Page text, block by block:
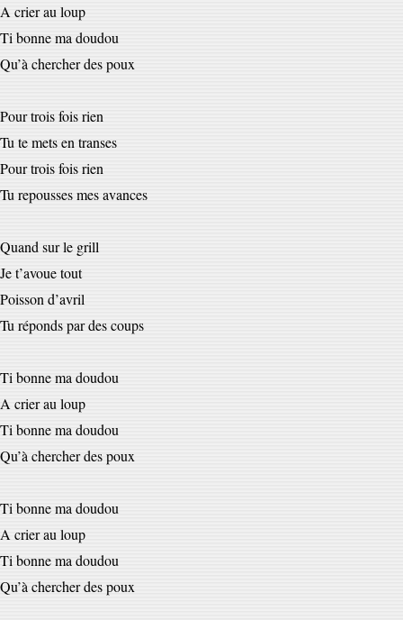
A crier au loup
Ti bonne ma doudou
Qu’à chercher des poux
Pour trois fois rien
Tu te mets en transes
Pour trois fois rien
Tu repousses mes avances
Quand sur le grill
Je t’avoue tout
Poisson d’avril
Tu réponds par des coups
Ti bonne ma doudou
A crier au loup
Ti bonne ma doudou
Qu’à chercher des poux
Ti bonne ma doudou
A crier au loup
Ti bonne ma doudou
Qu’à chercher des poux